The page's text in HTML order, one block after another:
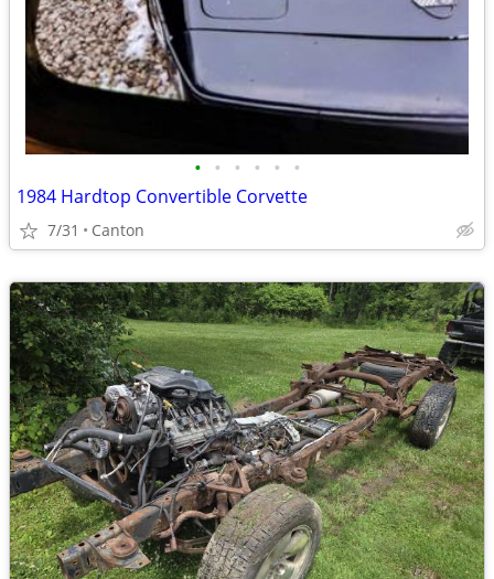
• • • • • •
1984 Hardtop Convertible Corvette
7/31 Canton